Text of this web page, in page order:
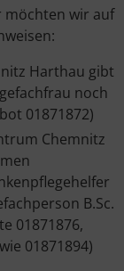
möchten wir auf
Harthau gibt
noch
01871872)
Chemnitz
B.Sc.
01871876,
01871894)